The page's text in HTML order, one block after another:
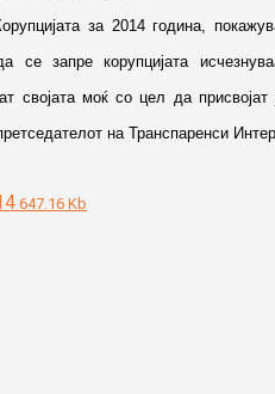
за 2014 година,
се запре корупцијата
својата моќ со цел да
на Транспаренси
647.16 Kb